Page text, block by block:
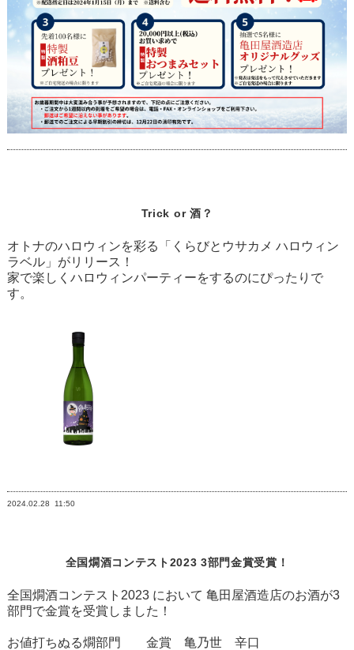
Trick or 酒？
オトナのハロウィンを彩る「くらびとウサカメ ハロウィン
ラベル」がリリース！
家で楽しくハロウィンパーティーをするのにぴったりで
す。
2024.02.28 11:50
全国燗酒コンテスト2023 3部門金賞受賞！
全国燗酒コンテスト2023 において 亀田屋酒造店のお酒が3
部門で金賞を受賞しました！
お値打ちぬる燗部門 金賞 亀乃世 辛口